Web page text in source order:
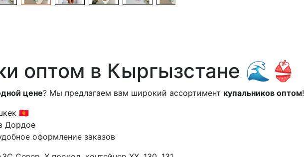
оптом в Кыргызстане 🌊👙
цене? Мы предлагаем вам широкий ассортимент купальников оптом!
🇰🇬
Дордое
оформление заказов